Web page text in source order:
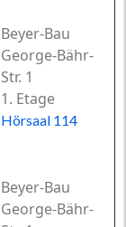
Beyer-Bau
George-Bähr-
Str. 1
1. Etage
Hörsaal 114
Beyer-Bau
George-Bähr-